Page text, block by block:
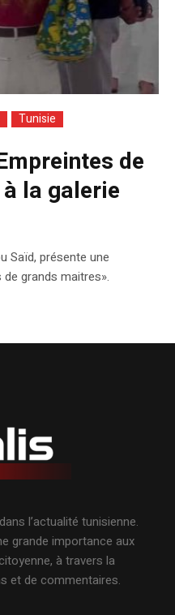
Tunisie
de
la galerie
Saïd, présente une
grands maitres».
l’actualité tunisienne.
grande importance aux
à travers la
et de commentaires.